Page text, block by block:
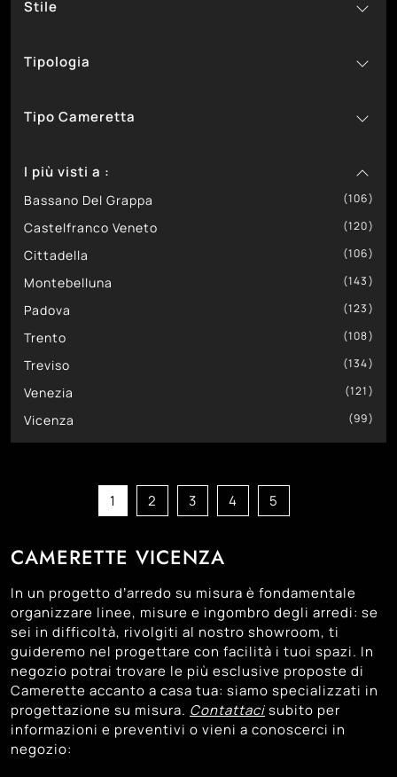
Zg Mobili 77
In Melaminico 251
Stile
Design 4
Tipologia
A Soppalco 36
Con Letti A Castello 19
Con Letti Scorrevoli 2
Salvaspazio 12
Su Misura 12
Tipo Cameretta
Per Bambini 75
Per Ragazzi 174
I più visti a :
Bassano Del Grappa 106
Castelfranco Veneto 120
Cittadella 106
Montebelluna 143
Padova 123
Trento 108
Treviso 134
Venezia 121
Vicenza 99
1 2 3 4 5
CAMERETTE VICENZA
In un progetto d’arredo su misura è fondamentale
organizzare linee, misure e ingombro degli arredi: se
sei in difficoltà, rivolgiti al nostro showroom, ti
guideremo nel progettare con facilità i tuoi spazi. In
negozio potrai trovare le più esclusive proposte di
Camerette accanto a casa tua: siamo specializzati in
progettazione su misura. Contattacisubito per
informazioni e preventivi o vieni a conoscerci in
negozio: